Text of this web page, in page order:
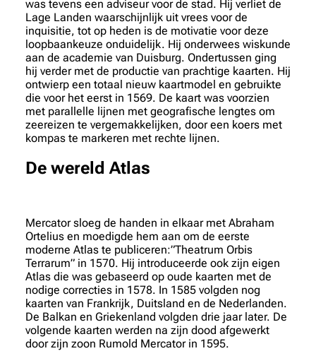
was tevens een adviseur voor de stad. Hij verliet de
Lage Landen waarschijnlijk uit vrees voor de
inquisitie, tot op heden is de motivatie voor deze
loopbaankeuze onduidelijk. Hij onderwees wiskunde
aan de academie van Duisburg. Ondertussen ging
hij verder met de productie van prachtige kaarten. Hij
ontwierp een totaal nieuw kaartmodel en gebruikte
die voor het eerst in 1569. De kaart was voorzien
met parallelle lijnen met geografische lengtes om
zeereizen te vergemakkelijken, door een koers met
kompas te markeren met rechte lijnen.
De wereld Atlas
Mercator sloeg de handen in elkaar met Abraham
Ortelius en moedigde hem aan om de eerste
moderne Atlas te publiceren:”Theatrum Orbis
Terrarum” in 1570. Hij introduceerde ook zijn eigen
Atlas die was gebaseerd op oude kaarten met de
nodige correcties in 1578. In 1585 volgden nog
kaarten van Frankrijk, Duitsland en de Nederlanden.
De Balkan en Griekenland volgden drie jaar later. De
volgende kaarten werden na zijn dood afgewerkt
door zijn zoon Rumold Mercator in 1595.